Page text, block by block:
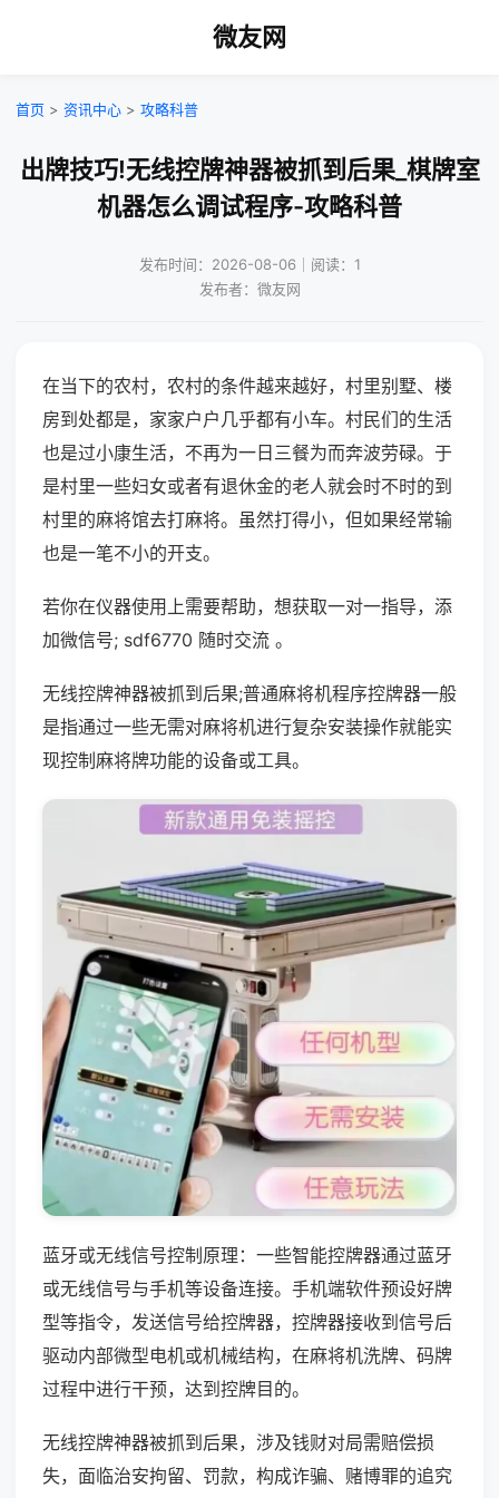
微友网
首页 > 资讯中心 > 攻略科普
出牌技巧!无线控牌神器被抓到后果_棋牌室
机器怎么调试程序-攻略科普
发布时间：2026-08-06｜阅读：1
发布者：微友网
在当下的农村，农村的条件越来越好，村里别墅、楼
房到处都是，家家户户几乎都有小车。村民们的生活
也是过小康生活，不再为一日三餐为而奔波劳碌。于
是村里一些妇女或者有退休金的老人就会时不时的到
村里的麻将馆去打麻将。虽然打得小，但如果经常输
也是一笔不小的开支。
若你在仪器使用上需要帮助，想获取一对一指导，添
加微信号; sdf6770 随时交流 。
无线控牌神器被抓到后果;普通麻将机程序控牌器一般
是指通过一些无需对麻将机进行复杂安装操作就能实
现控制麻将牌功能的设备或工具。
蓝牙或无线信号控制原理：一些智能控牌器通过蓝牙
或无线信号与手机等设备连接。手机端软件预设好牌
型等指令，发送信号给控牌器，控牌器接收到信号后
驱动内部微型电机或机械结构，在麻将机洗牌、码牌
过程中进行干预，达到控牌目的。
无线控牌神器被抓到后果，涉及钱财对局需赔偿损
失，面临治安拘留、罚款，构成诈骗、赌博罪的追究